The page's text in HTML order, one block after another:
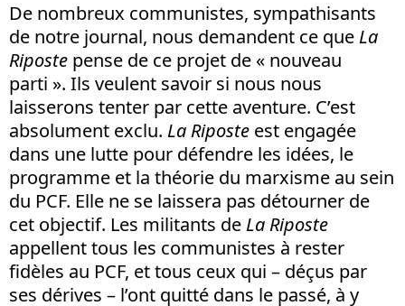
De nombreux communistes, sympathisants
de notre journal, nous demandent ce que La
Riposte pense de ce projet de « nouveau
parti ». Ils veulent savoir si nous nous
laisserons tenter par cette aventure. C’est
absolument exclu. La Riposte est engagée
dans une lutte pour défendre les idées, le
programme et la théorie du marxisme au sein
du PCF. Elle ne se laissera pas détourner de
cet objectif. Les militants de La Riposte
appellent tous les communistes à rester
fidèles au PCF, et tous ceux qui – déçus par
ses dérives – l’ont quitté dans le passé, à y